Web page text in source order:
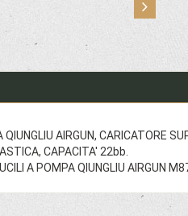
AIRGUN, CARICATORE
CAPACITA' 22bb.
A POMPA QIUNGLIU AIRGUN